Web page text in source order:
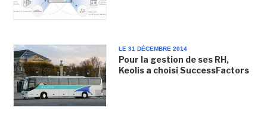
LE 31 DÉCEMBRE 2014
Pour la gestion de ses RH,
Keolis a choisi SuccessFactors